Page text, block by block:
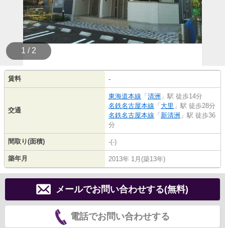
1 / 2
賃料 -
交通
東海道本線 「 清洲 」駅 徒歩14分
名鉄名古屋本線 「 大里 」駅 徒歩28分
名鉄名古屋本線 「 新清洲 」駅 徒歩36
分
間取り(面積) -(-)
築年月 2013年 1月(築13年)
メールでお問い合わせする(無料)
電話でお問い合わせする